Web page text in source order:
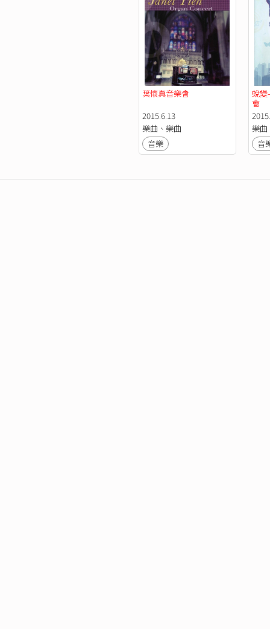
葉懷真音樂會
2015.6.13
樂曲、樂曲
音樂
蛻
會
樂曲
音